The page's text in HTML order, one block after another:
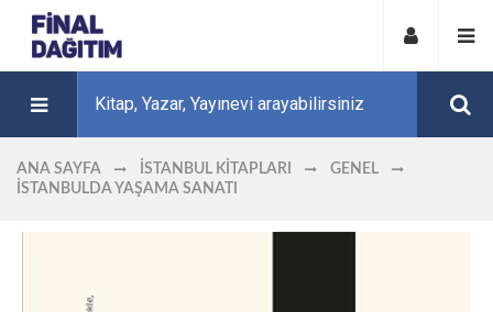
ANA SAYFA İSTANBUL KITAPLARI
GENEL
İSTANBULDA YAŞAMA SANATI